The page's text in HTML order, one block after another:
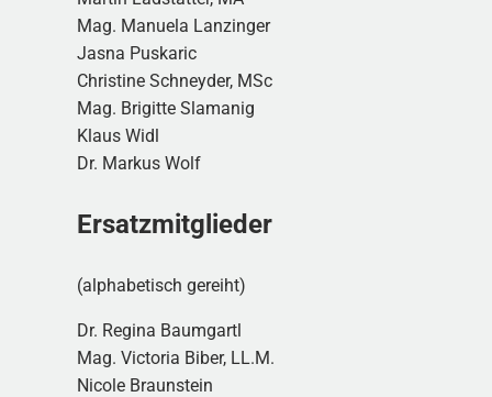
Mag. Manuela Lanzinger
Jasna Puskaric
Christine Schneyder, MSc
Mag. Brigitte Slamanig
Klaus Widl
Dr. Markus Wolf
Ersatzmitglieder
(alphabetisch gereiht)
Dr. Regina Baumgartl
Mag. Victoria Biber, LL.M.
Nicole Braunstein